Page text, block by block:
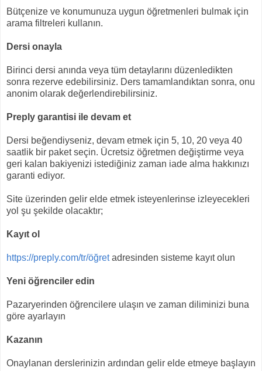
Bütçenize ve konumunuza uygun öğretmenleri bulmak için
arama filtreleri kullanın.
Dersi onayla
Birinci dersi anında veya tüm detaylarını düzenledikten
sonra rezerve edebilirsiniz. Ders tamamlandıktan sonra, onu
anonim olarak değerlendirebilirsiniz.
Preply garantisi ile devam et
Dersi beğendiyseniz, devam etmek için 5, 10, 20 veya 40
saatlik bir paket seçin. Ücretsiz öğretmen değiştirme veya
geri kalan bakiyenizi istediğiniz zaman iade alma hakkınızı
garanti ediyor.
Site üzerinden gelir elde etmek isteyenlerinse izleyecekleri
yol şu şekilde olacaktır;
Kayıt ol
https://preply.com/tr/öğretadresinden sisteme kayıt olun
Yeni öğrenciler edin
Pazaryerinden öğrencilere ulaşın ve zaman diliminizi buna
göre ayarlayın
Kazanın
Onaylanan derslerinizin ardından gelir elde etmeye başlayın